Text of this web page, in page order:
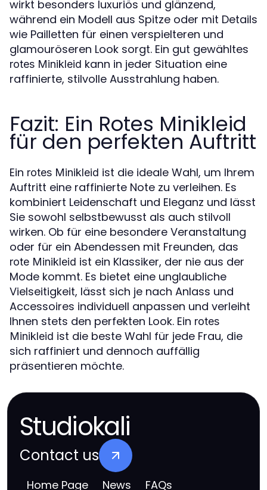
wirkt besonders luxuriös und glänzend,
während ein Modell aus Spitze oder mit Details
wie Pailletten für einen verspielteren und
glamouröseren Look sorgt. Ein gut gewähltes
rotes Minikleid kann in jeder Situation eine
raffinierte, stilvolle Ausstrahlung haben.
Fazit: Ein Rotes Minikleid
für den perfekten Auftritt
Ein rotes Minikleid ist die ideale Wahl, um Ihrem
Auftritt eine raffinierte Note zu verleihen. Es
kombiniert Leidenschaft und Eleganz und lässt
Sie sowohl selbstbewusst als auch stilvoll
wirken. Ob für eine besondere Veranstaltung
oder für ein Abendessen mit Freunden, das
rote Minikleid ist ein Klassiker, der nie aus der
Mode kommt. Es bietet eine unglaubliche
Vielseitigkeit, lässt sich je nach Anlass und
Accessoires individuell anpassen und verleiht
Ihnen stets den perfekten Look. Ein rotes
Minikleid ist die beste Wahl für jede Frau, die
sich raffiniert und dennoch auffällig
präsentieren möchte.
Studiokali
Contact us
Home Page News FAQs